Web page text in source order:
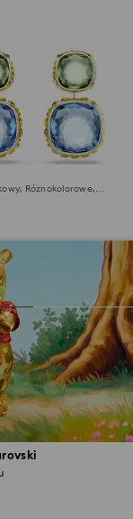
Chroma
Różnokolorowe,